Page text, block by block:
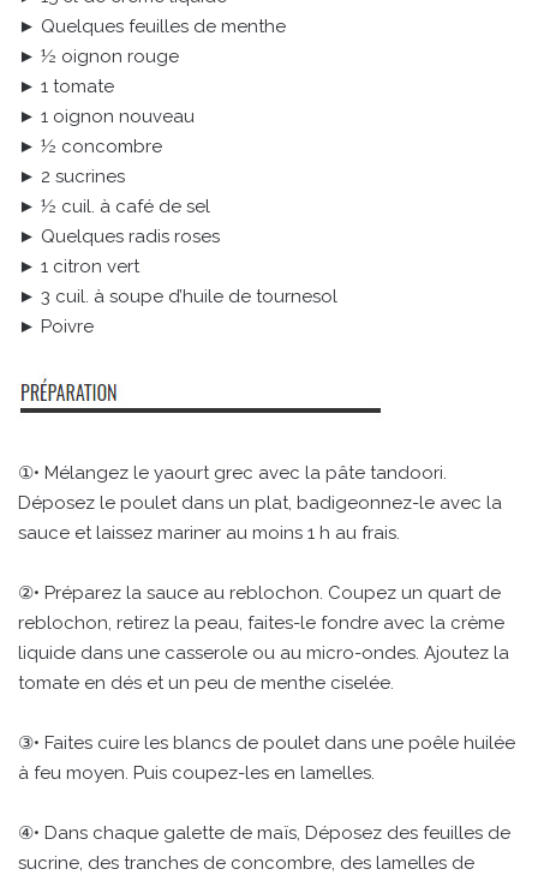
► Quelques feuilles de menthe
► ½ oignon rouge
► 1 tomate
► 1 oignon nouveau
► ½ concombre
► 2 sucrines
► ½ cuil. à café de sel
► Quelques radis roses
► 1 citron vert
► 3 cuil. à soupe d’huile de tournesol
► Poivre
①• Mélangez le yaourt grec avec la pâte tandoori.
Déposez le poulet dans un plat, badigeonnez-le avec la
sauce et laissez mariner au moins 1 h au frais.
②• Préparez la sauce au reblochon. Coupez un quart de
reblochon, retirez la peau, faites-le fondre avec la crème
liquide dans une casserole ou au micro-ondes. Ajoutez la
tomate en dés et un peu de menthe ciselée.
③• Faites cuire les blancs de poulet dans une poêle huilée
à feu moyen. Puis coupez-les en lamelles.
④• Dans chaque galette de maïs, Déposez des feuilles de
sucrine, des tranches de concombre, des lamelles de